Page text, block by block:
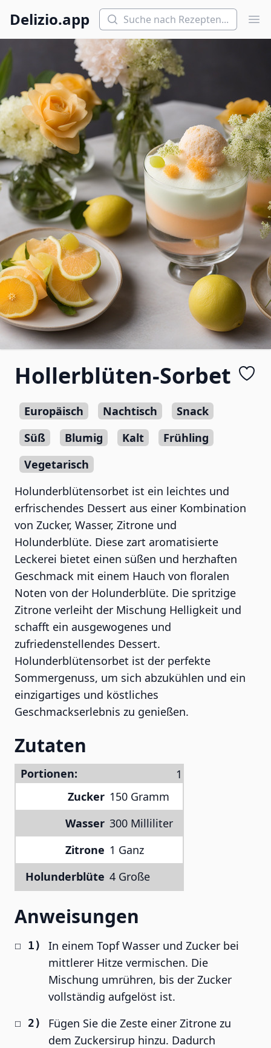
Delizio.app Suchen
Hollerblüten-Sorbet
Europäisch Nachtisch
Snack
Süß
Blumig Kalt
Frühling
Vegetarisch
Holunderblütensorbet ist ein leichtes und
erfrischendes Dessert aus einer Kombination
von Zucker, Wasser, Zitrone und
Holunderblüte. Diese zart aromatisierte
Leckerei bietet einen süßen und herzhaften
Geschmack mit einem Hauch von floralen
Noten von der Holunderblüte. Die spritzige
Zitrone verleiht der Mischung Helligkeit und
schafft ein ausgewogenes und
zufriedenstellendes Dessert.
Holunderblütensorbet ist der perfekte
Sommergenuss, um sich abzukühlen und ein
einzigartiges und köstliches
Geschmackserlebnis zu genießen.
Zutaten
Portionen:
Zucker 150 Gramm
Wasser 300 Milliliter
Zitrone 1 Ganz
Holunderblüte 4 Große
Anweisungen
In einem Topf Wasser und Zucker bei
mittlerer Hitze vermischen. Die
Mischung umrühren, bis der Zucker
vollständig aufgelöst ist.
Fügen Sie die Zeste einer Zitrone zu
dem Zuckersirup hinzu. Dadurch